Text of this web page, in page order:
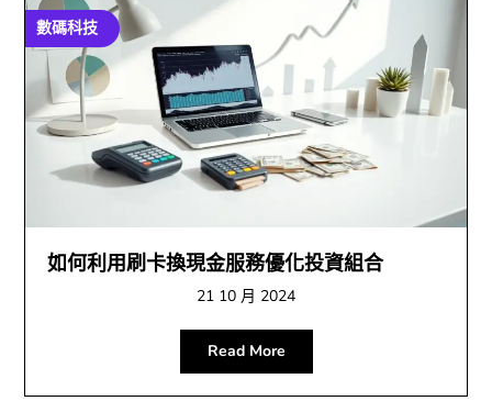
數碼科技
如何利用刷卡換現金服務優化投資組合
21 10 月 2024
Read More